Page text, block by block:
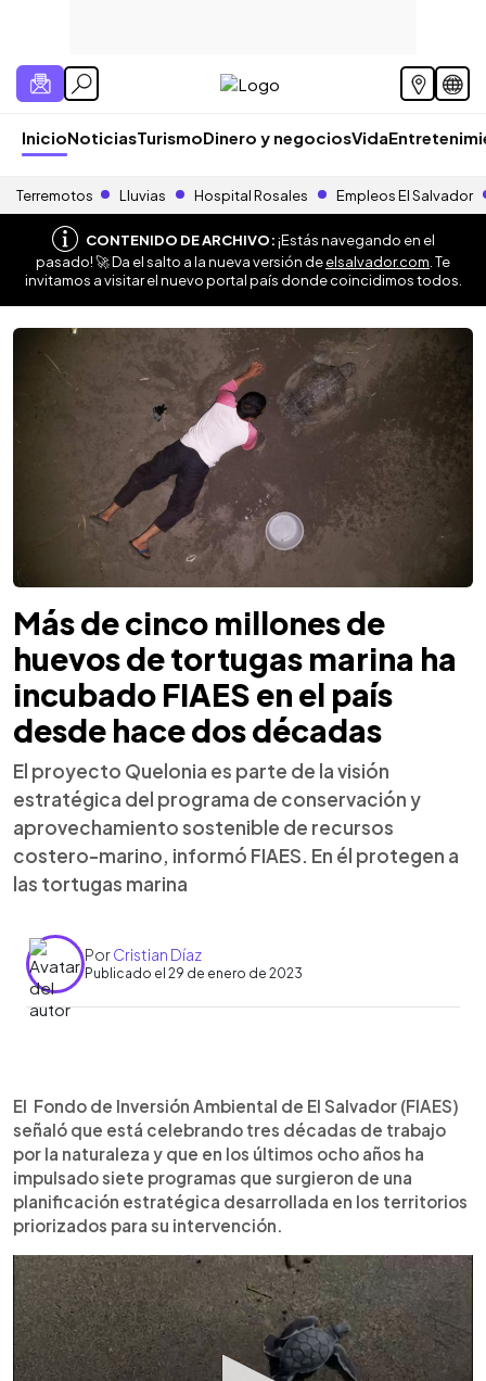
InicioNoticiasTurismoDinero y negociosVida
Terremotos Lluvias Hospital Rosales Empleos El Salvador
CONTENIDO DE ARCHIVO:¡Estás navegando en el
pasado! 🚀 Da el salto a la nueva versión deelsalvador.com . Te
invitamos a visitar el nuevo portal país donde coincidimos todos.
Más de cinco millones de
huevos de tortugas marina ha
incubado FIAES en el país
desde hace dos décadas
El proyecto Quelonia es parte de la visión
estratégica del programa de conservación y
aprovechamiento sostenible de recursos
costero-marino, informó FIAES. En él protegen a
las tortugas marina
PorCristian Díaz
Publicado el 29 de enero de 2023
► Escuchar artículo
El Fondo de Inversión Ambiental de El Salvador (FIAES)
señaló que está celebrando tres décadas de trabajo
por la naturaleza y que en los últimos ocho años ha
impulsado siete programas que surgieron de una
planificación estratégica desarrollada en los territorios
priorizados para su intervención.